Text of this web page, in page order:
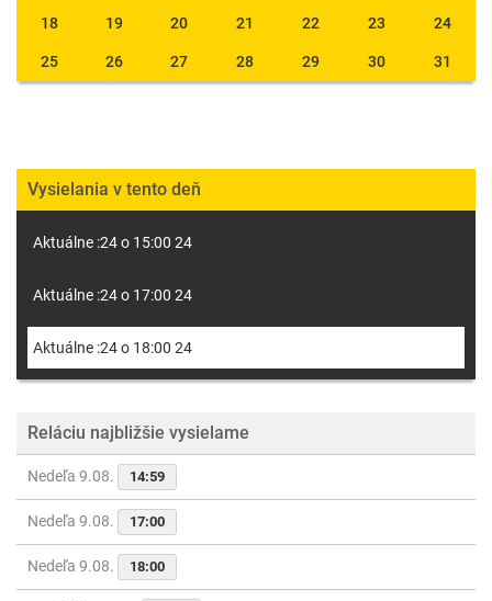
18 19 20 21 22 23 24
25 26 27 28 29 30 31
Vysielania v tento deň
Aktuálne :24 o 15:00 24
Aktuálne :24 o 17:00 24
Aktuálne :24 o 18:00 24
Reláciu najbližšie vysielame
Nedeľa 9.08. 14:59
Nedeľa 9.08. 17:00
Nedeľa 9.08. 18:00